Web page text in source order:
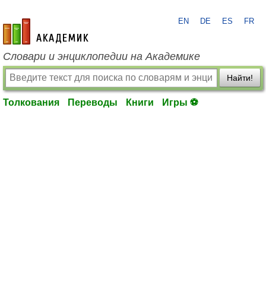
academic.ru
EN DE ES FR
Словари и энциклопедии на Академике
Найти!
Толкования Переводы Книги Игры ⚽